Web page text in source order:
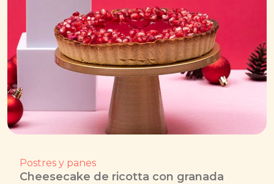
Postres y panes
Cheesecake de ricotta con granada